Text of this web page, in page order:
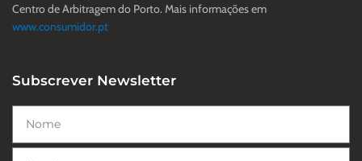
Centro de Arbitragem do Porto. Mais informações em
www.consumidor.pt
Subscrever Newsletter